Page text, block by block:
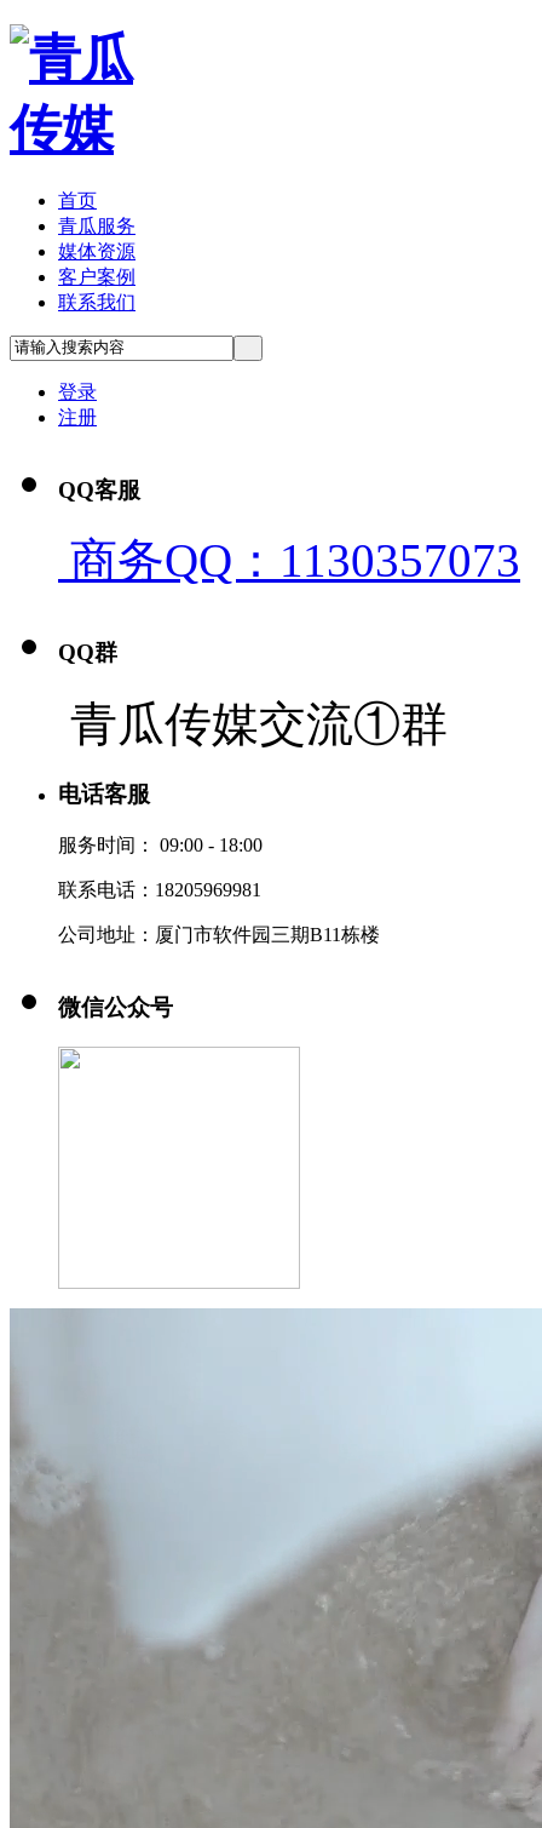
首页
青瓜服务
媒体资源
客户案例
联系我们
登录
注册
QQ客服
商务QQ：1130357073
QQ群
青瓜传媒交流①群
电话客服
服务时间： 09:00 - 18:00
联系电话：18205969981
公司地址：厦门市软件园三期B11栋楼
微信公众号